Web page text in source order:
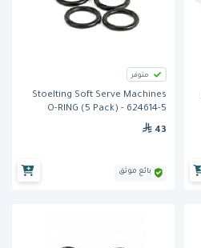
متوفر
Stoelting Soft Serve Machines
O-RING (5 Pack) - 624614-5
43
بائع موثق